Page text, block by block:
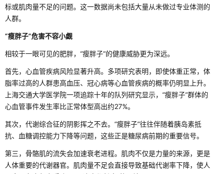
标或肌肉量不足的问题。这一数据尚未包括大量从未做过专业体测的
人群。
“瘦胖子”危害不容小觑
相较于一眼可见的肥胖，“瘦胖子”的健康威胁更为深远。
首先，心血管疾病风险显著升高。多项研究表明，即使体重正常，体
脂率过高的人群患高血压、冠心病等心血管疾病的概率仍明显上升。
上海交通大学医学院一项追踪十年的队列研究显示，“瘦胖子”群体的
心血管事件发生率比正常体型高出约27%。
其次，代谢综合征的阴影挥之不去。“瘦胖子”往往伴随着胰岛素抵
抗、血糖调控能力下降等问题，这些正是糖尿病前期的重要信号。
第三，骨骼肌的流失会加速衰老进程。肌肉不仅是力量的来源，更是
人体重要的代谢器官。肌肉量不足会直接导致基础代谢率下降，使人